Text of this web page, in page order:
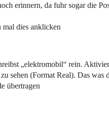
erinnern, da fuhr sogar die
mal dies anklicken
„elektromobil“ rein.
sehen (Format Real). Das was
übertragen